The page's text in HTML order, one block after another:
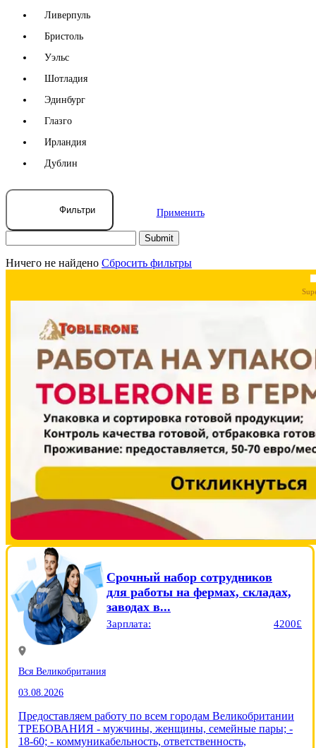
Ливерпуль
Бристоль
Уэльс
Шотладия
Эдинбург
Глазго
Ирландия
Дублин
Фильтри Применить
Ничего не найдено Сбросить фильтры
Срочный набор сотрудников
для работы на фермах, складах,
заводах в...
Зарплата: 4200£
Вся Великобритания
03.08.2026
Предоставляем работу по всем городам Великобритании
ТРЕБОВАНИЯ - мужчины, женщины, семейные пары; -
18-60; - коммуникабельность, ответственность,